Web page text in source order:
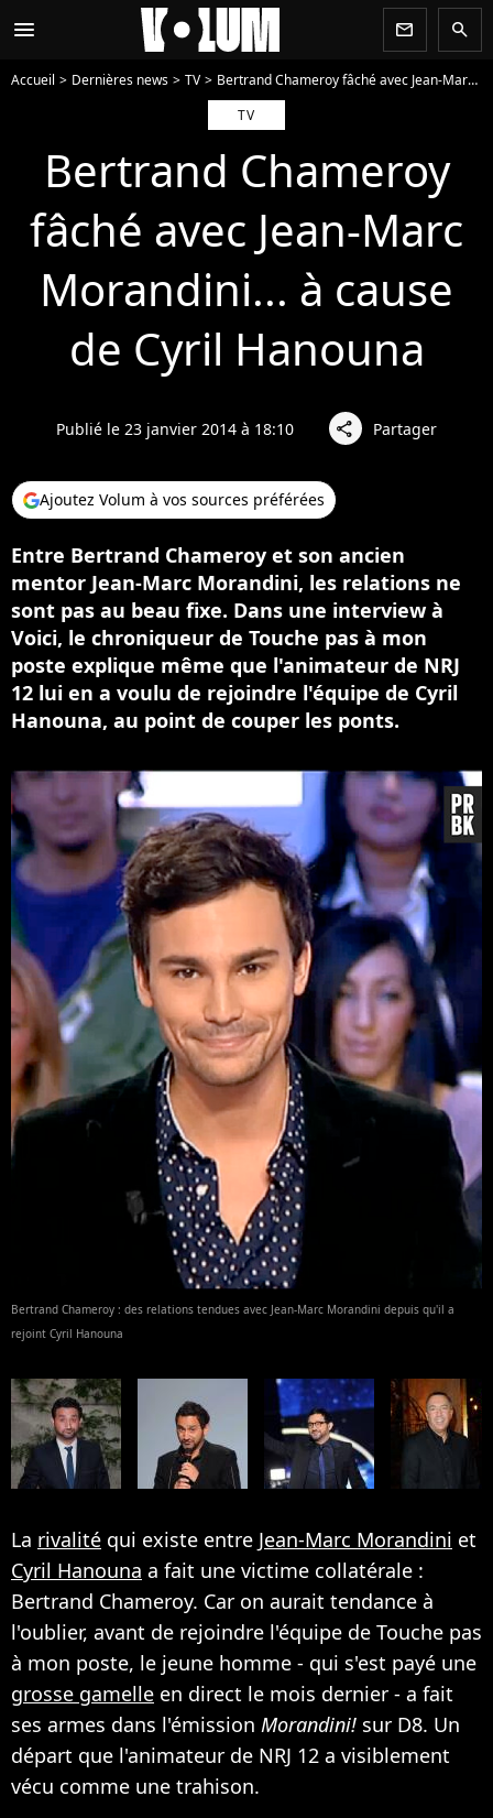
menu newsletter search
Accueil Dernières news TV
Bertrand Chameroy fâché avec Jean-Marc Morandini... à cause de Cyril Hanouna
TV
Bertrand Chameroy
fâché avec Jean-Marc
Morandini... à cause
de Cyril Hanouna
Publié le 23 janvier 2014 à 18:10 share Partager
Ajoutez Volum à vos sources préférées
Entre Bertrand Chameroy et son ancien
mentor Jean-Marc Morandini, les relations ne
sont pas au beau fixe. Dans une interview à
Voici, le chroniqueur de Touche pas à mon
poste explique même que l'animateur de NRJ
12 lui en a voulu de rejoindre l'équipe de Cyril
Hanouna, au point de couper les ponts.
Bertrand Chameroy : des relations tendues avec Jean-Marc Morandini depuis qu'il a
rejoint Cyril Hanouna
La rivalité qui existe entre Jean-Marc Morandini et
Cyril Hanouna a fait une victime collatérale :
Bertrand Chameroy. Car on aurait tendance à
l'oublier, avant de rejoindre l'équipe de Touche pas
à mon poste, le jeune homme - qui s'est payé une
grosse gamelle en direct le mois dernier - a fait
ses armes dans l'émission Morandini! sur D8. Un
départ que l'animateur de NRJ 12 a visiblement
vécu comme une trahison.